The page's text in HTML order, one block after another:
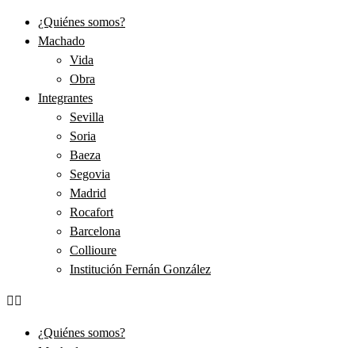
¿Quiénes somos?
Machado
Vida
Obra
Integrantes
Sevilla
Soria
Baeza
Segovia
Madrid
Rocafort
Barcelona
Collioure
Institución Fernán González
¿Quiénes somos?